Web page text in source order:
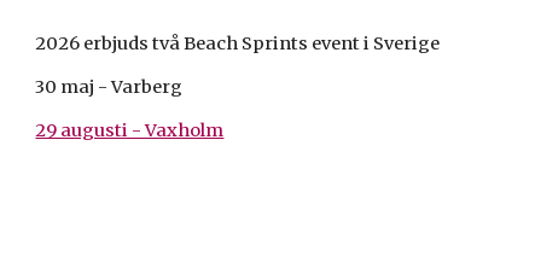
2026 erbjuds två Beach Sprints event i Sverige
30 maj - Varberg
29 augusti - Vaxholm